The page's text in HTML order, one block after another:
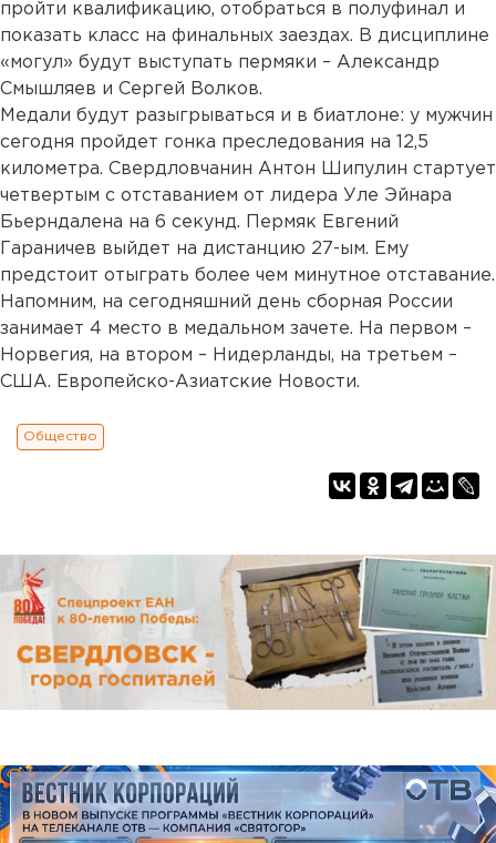
пройти квалификацию, отобраться в полуфинал и
показать класс на финальных заездах. В дисциплине
«могул» будут выступать пермяки – Александр
Смышляев и Сергей Волков.
Медали будут разыгрываться и в биатлоне: у мужчин
сегодня пройдет гонка преследования на 12,5
километра. Свердловчанин Антон Шипулин стартует
четвертым с отставанием от лидера Уле Эйнара
Бьерндалена на 6 секунд. Пермяк Евгений
Гараничев выйдет на дистанцию 27-ым. Ему
предстоит отыграть более чем минутное отставание.
Напомним, на сегодняшний день сборная России
занимает 4 место в медальном зачете. На первом –
Норвегия, на втором – Нидерланды, на третьем –
США. Европейско-Азиатские Новости.
Общество